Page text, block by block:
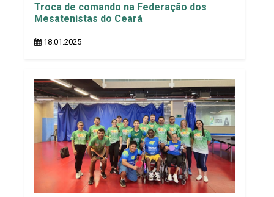
Troca de comando na Federação dos
Mesatenistas do Ceará
18.01.2025